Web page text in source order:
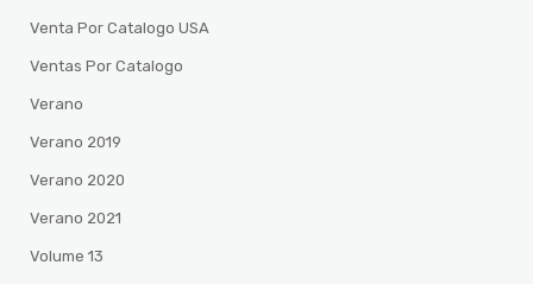
Venta Por Catalogo USA
Ventas Por Catalogo
Verano
Verano 2019
Verano 2020
Verano 2021
Volume 13